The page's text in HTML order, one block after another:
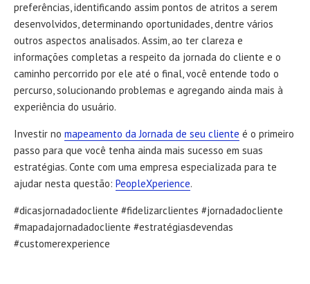
preferências, identificando assim pontos de atritos a serem
desenvolvidos, determinando oportunidades, dentre vários
outros aspectos analisados. Assim, ao ter clareza e
informações completas a respeito da jornada do cliente e o
caminho percorrido por ele até o final, você entende todo o
percurso, solucionando problemas e agregando ainda mais à
experiência do usuário.
Investir no mapeamento da Jornada de seu cliente é o primeiro
passo para que você tenha ainda mais sucesso em suas
estratégias. Conte com uma empresa especializada para te
ajudar nesta questão: PeopleXperience.
#dicasjornadadocliente #fidelizarclientes #jornadadocliente
#mapadajornadadocliente #estratégiasdevendas
#customerexperience